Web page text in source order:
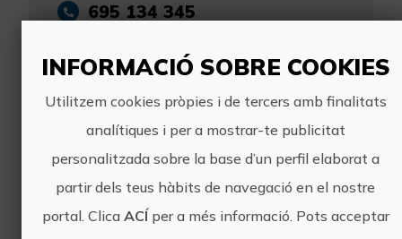
695 134 345
Experiències
pròximes
INFORMACIÓ SOBRE COOKIES
Utilitzem cookies pròpies i de tercers amb finalitats
analítiques i per a mostrar-te publicitat
personalitzada sobre la base d’un perfil elaborat a
partir dels teus hàbits de navegació en el nostre
portal. Clica ACÍper a més informació. Pots acceptar